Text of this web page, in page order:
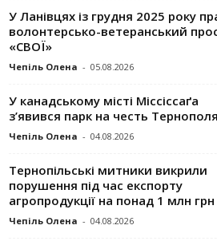
У Ланівцях із грудня 2025 року
волонтерсько-ветеранський
«СВОЇ»
Чепіль Олена - 05.08.2026
У канадському місті Міссіссаґа
з’явився парк на честь Тернополя
Чепіль Олена - 04.08.2026
Тернопільські митники викрили
порушення під час експорту
агропродукції на понад 1 млн грн
Чепіль Олена - 04.08.2026